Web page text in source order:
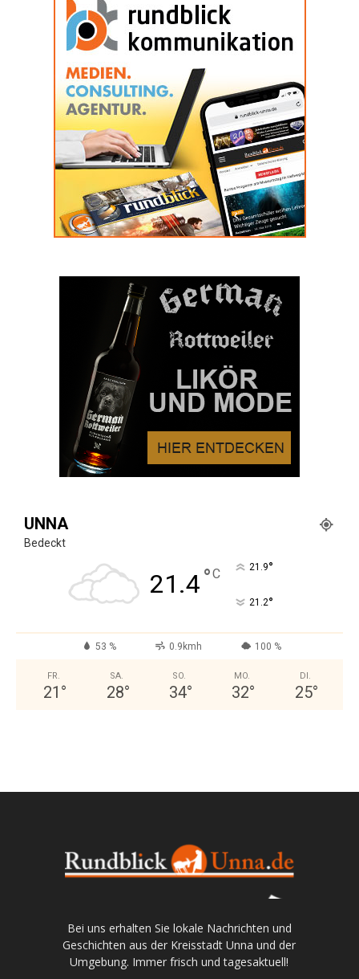
UNNA
Bedeckt
21.4°C 21.9°
21.2°
53 % 0.9kmh 100 %
FR.
21 °
SA.
28°
SO.
34°
MO.
32°
DI.
25°
Bei uns erhalten Sie lokale Nachrichten und
Geschichten aus der Kreisstadt Unna und der
Umgebung. Immer frisch und tagesaktuell!